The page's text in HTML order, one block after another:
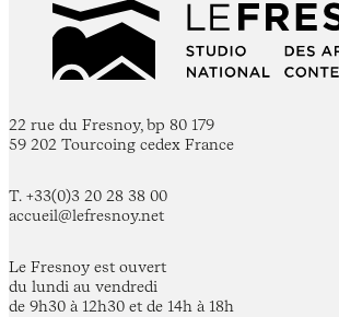
22 rue du Fresnoy, bp 80 179
59 202 Tourcoing cedex France
T. +33(0)3 20 28 38 00
accueil@lefresnoy.net
Le Fresnoy est ouvert
du lundi au vendredi
de 9h30 à 12h30 et de 14h à 18h